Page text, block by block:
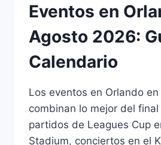
Eventos en
Agosto 2026:
Calendario
Los eventos en Orlando
combinan lo mejor del
partidos de Leagues Cup
Stadium, conciertos en el